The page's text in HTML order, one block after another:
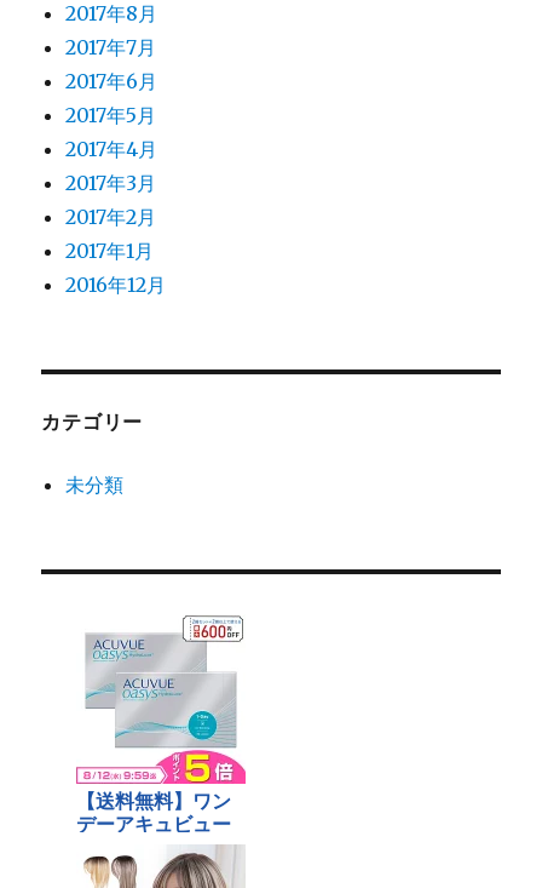
2017年8月
2017年7月
2017年6月
2017年5月
2017年4月
2017年3月
2017年2月
2017年1月
2016年12月
カテゴリー
未分類